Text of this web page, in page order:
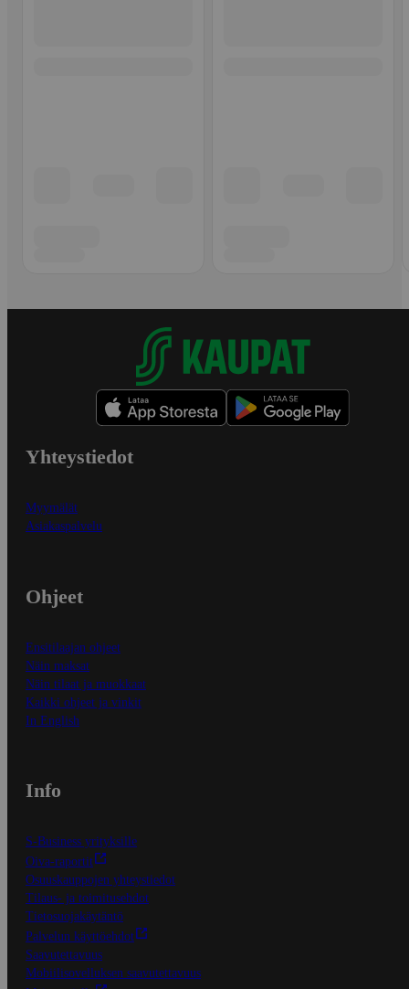
Yhteystiedot
Myymälät
Asiakaspalvelu
Ohjeet
Ensitilaajan ohjeet
Näin maksat
Näin tilaat ja muokkaat
Kaikki ohjeet ja vinkit
In English
Info
S-Business yrityksille
Oiva-raportit
Osuuskauppojen yhteystiedot
Tilaus- ja toimitusehdot
Tietosuojakäytäntö
Palvelun käyttöehdot
Saavutettavuus
Mobiilisovelluksen saavutettavuus